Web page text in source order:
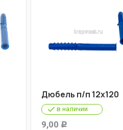
Дюбель п/п 12х120
в наличии
9,00 Р